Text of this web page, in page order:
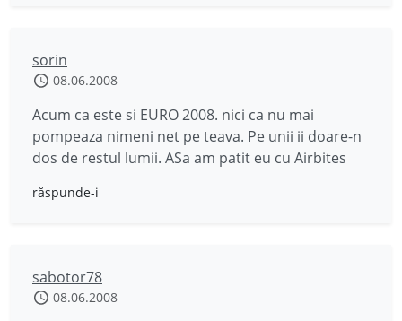
sorin
08.06.2008
Acum ca este si EURO 2008. nici ca nu mai
pompeaza nimeni net pe teava. Pe unii ii doare-n
dos de restul lumii. ASa am patit eu cu Airbites
răspunde-i
sabotor78
08.06.2008